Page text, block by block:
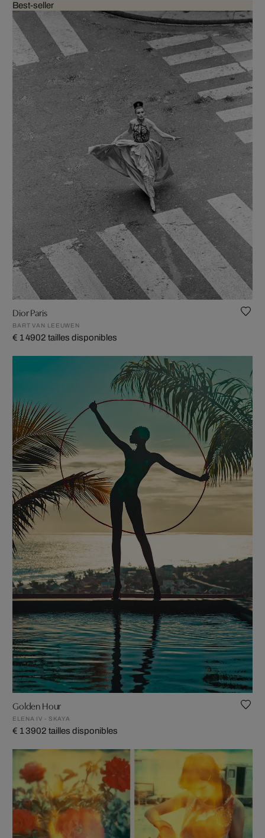
Best-seller
Dior Paris
BART VAN LEEUWEN
€ 1 4902 tailles disponibles
Golden Hour
ELENA IV - SKAYA
€ 1 3902 tailles disponibles